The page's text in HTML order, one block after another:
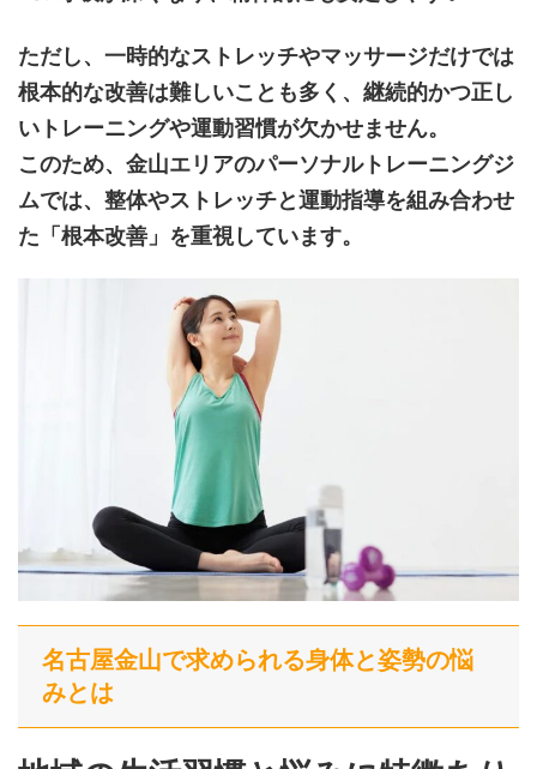
ただし、一時的なストレッチやマッサージだけでは
根本的な改善は難しいことも多く、継続的かつ正し
いトレーニングや運動習慣が欠かせません。
このため、金山エリアのパーソナルトレーニングジ
ムでは、整体やストレッチと運動指導を組み合わせ
た「根本改善」を重視しています。
名古屋金山で求められる身体と姿勢の悩
みとは